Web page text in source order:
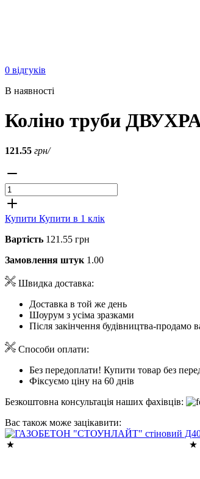
0 відгуків
В наявності
Коліно труби
121.55 грн/
Купити Купити в 1 клік
Вартість 121.55 грн
Замовлення штук 1.00
Швидка доставка:
Доставка в той же день
Шоурум з усіма зразками
Після закінчення будівництва-продамо
Способи оплати:
Без передоплати! Купити товар без
Фіксуємо ціну на 60 днів
Безкоштовна консультація наших фахівців:
Вас також може зацікавити: